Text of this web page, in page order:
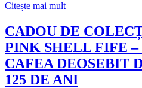
Citește mai mult
CADOU DE
PINK SHELL FIFE –
CAFEA DEOSEBIT
125 DE ANI